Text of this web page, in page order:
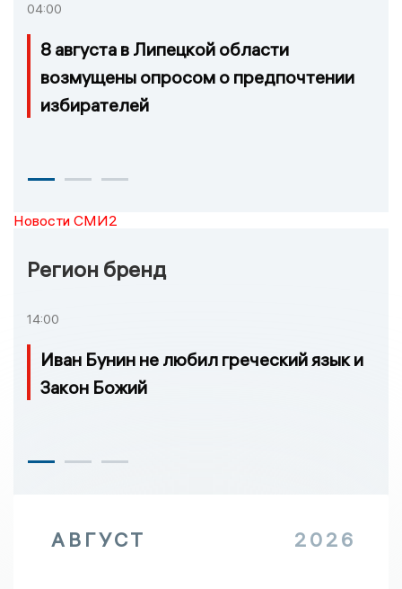
04:00
8 августа в Липецкой области
возмущены опросом о предпочтении
избирателей
Новости СМИ2
Регион бренд
14:00
Иван Бунин не любил греческий язык и
Закон Божий
АВГУСТ 2026